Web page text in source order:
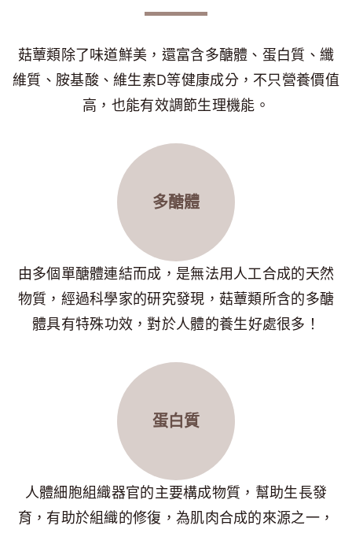
菇蕈類除了味道鮮美，還富含多醣體、蛋白質、纖
維質、胺基酸、維生素D等健康成分，不只營養價值
高，也能有效調節生理機能。
多醣體
由多個單醣體連結而成，是無法用人工合成的天然
物質，經過科學家的研究發現，菇蕈類所含的多醣
體具有特殊功效，對於人體的養生好處很多！
蛋白質
人體細胞組織器官的主要構成物質，幫助生長發
育，有助於組織的修復，為肌肉合成的來源之一，